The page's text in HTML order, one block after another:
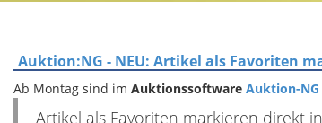
Auktion:NG - NEU: Artikel als Favoriten
Ab Montag sind im Auktionssoftware Auktion-NG
Artikel als Favoriten markieren direkt